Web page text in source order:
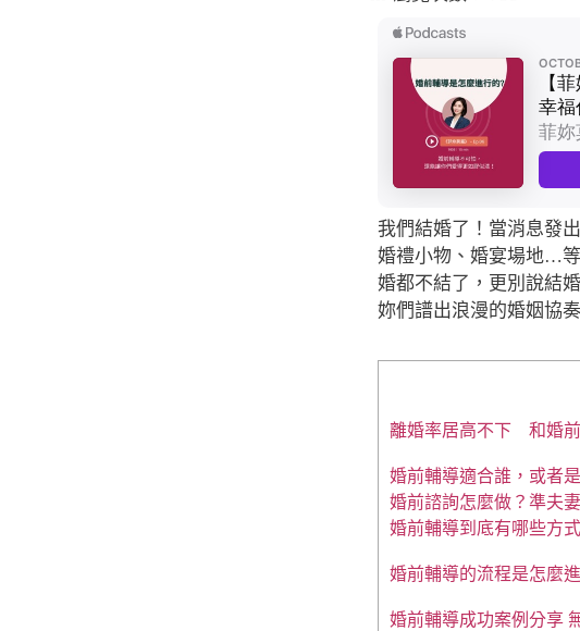
我們結婚了！當消息發
婚禮小物、婚宴場地…
婚都不結了，更別說結
妳們譜出浪漫的婚姻協
離婚率居高不下 和婚前
婚前輔導適合誰，或者
婚前諮詢怎麼做？準夫
婚前輔導到底有哪些方
婚前輔導的流程是怎麼
婚前輔導成功案例分享